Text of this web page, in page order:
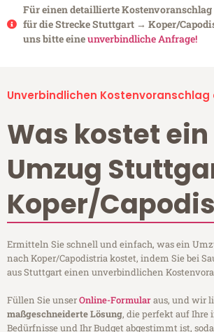
Für einen detaillierte
für die Strecke Stuttgart → Koper/
uns bitte eineunverbindliche Anfrage!
Unverbindlichen Kostenvoranschlag
Was kostet ein
Umzug
Koper/
Ermitteln Sie schnell und einfach, was ein
nach Koper/Capodistria kostet, indem Sie bei
aus Stuttgart einen unverbindlichen
Füllen Sie unserOnline-Formularaus, und wir
maßgeschneiderte Lösung, die perfekt auf
Bedürfnisse und Ihr Budget abgestimmt ist,